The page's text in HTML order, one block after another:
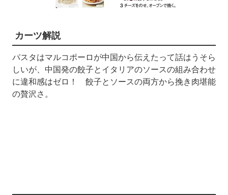
カーツ解説
パスタはマルコポーロが中国から伝えたって話はうそら
しいが、中国発の餃子とイタリアのソースの組み合わせ
に違和感はゼロ！ 餃子とソースの両方から挽き肉堪能
の贅沢さ。